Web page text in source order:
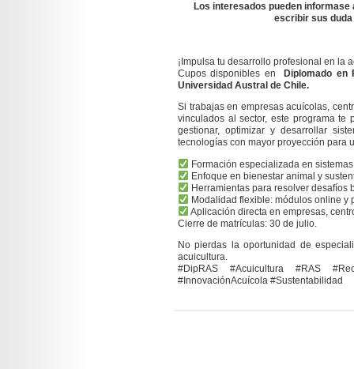
Los interesados pueden informase
escribir sus
¡Impulsa tu desarrollo profesional en la
Cupos disponibles enDiplomado en
Universidad Austral de Chile.
Si trabajas en empresas acuícolas,
vinculados al sector, este programa te
gestionar, optimizar y desarrollar
tecnologías con mayor proyección para
Formación especializada en
Enfoque en bienestar animal y
Herramientas para resolver desafíos
Modalidad flexible: módulos online y
Aplicación directa en empresas,
Cierre de matrículas: 30 de julio.
No pierdas la oportunidad de
acuicultura.
#DipRAS #Acuicultura #RAS
#InnovaciónAcuícola #Sustentabilidad